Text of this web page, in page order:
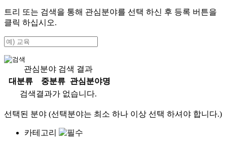
트리 또는 검색을 통해 관심분야를 선택 하신 후 등록 버튼을
클릭 하십시오.
관심분야 검색 결과
대분류
중분류
관심분야명
검색결과가 없습니다.
선택된 분야 (선택분야는 최소 하나 이상 선택 하셔야 합니다.)
카테고리